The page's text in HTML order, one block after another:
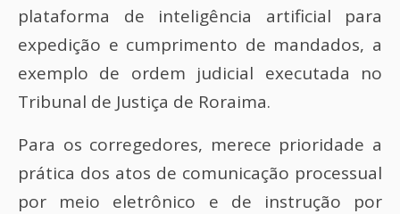
plataforma de inteligência artificial para
expedição e cumprimento de mandados, a
exemplo de ordem judicial executada no
Tribunal de Justiça de Roraima.
Para os corregedores, merece prioridade a
prática dos atos de comunicação processual
por meio eletrônico e de instrução por